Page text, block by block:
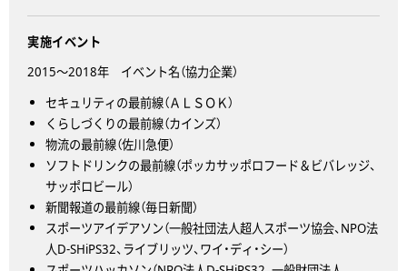
実施イベント
2015～2018年 イベント名（協力企業）
セキュリティの最前線（ＡＬＳＯＫ）
くらしづくりの最前線（カインズ）
物流の最前線（佐川急便）
ソフトドリンクの最前線（ポッカサッポロフード＆ビバレッジ、
サッポロビール）
新聞報道の最前線（毎日新聞）
スポーツアイデアソン（一般社団法人超人スポーツ協会、NPO法
人D-SHiPS32、ライブリッツ、ワイ・ディ・シー）